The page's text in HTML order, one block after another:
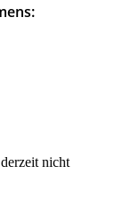
nicht